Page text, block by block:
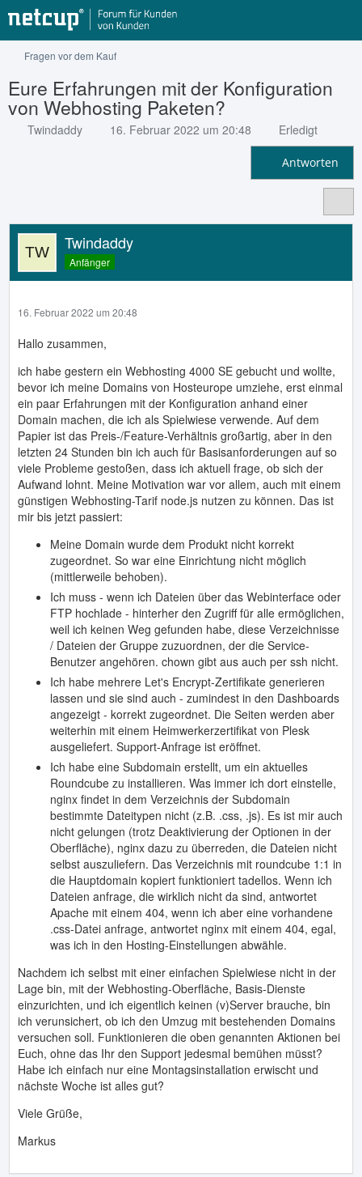
Fragen vor dem Kauf
Eure Erfahrungen mit der Konfiguration
von Webhosting Paketen?
Twindaddy 16. Februar 2022 um 20:48 Erledigt
Antworten
Twindaddy
Anfänger
16. Februar 2022 um 20:48
Hallo zusammen,
ich habe gestern ein Webhosting 4000 SE gebucht und wollte,
bevor ich meine Domains von Hosteurope umziehe, erst einmal
ein paar Erfahrungen mit der Konfiguration anhand einer
Domain machen, die ich als Spielwiese verwende. Auf dem
Papier ist das Preis-/Feature-Verhältnis großartig, aber in den
letzten 24 Stunden bin ich auch für Basisanforderungen auf so
viele Probleme gestoßen, dass ich aktuell frage, ob sich der
Aufwand lohnt. Meine Motivation war vor allem, auch mit einem
günstigen Webhosting-Tarif node.js nutzen zu können. Das ist
mir bis jetzt passiert:
Meine Domain wurde dem Produkt nicht korrekt
zugeordnet. So war eine Einrichtung nicht möglich
(mittlerweile behoben).
Ich muss - wenn ich Dateien über das Webinterface oder
FTP hochlade - hinterher den Zugriff für alle ermöglichen,
weil ich keinen Weg gefunden habe, diese Verzeichnisse
/ Dateien der Gruppe zuzuordnen, der die Service-
Benutzer angehören. chown gibt aus auch per ssh nicht.
Ich habe mehrere Let's Encrypt-Zertifikate generieren
lassen und sie sind auch - zumindest in den Dashboards
angezeigt - korrekt zugeordnet. Die Seiten werden aber
weiterhin mit einem Heimwerkerzertifikat von Plesk
ausgeliefert. Support-Anfrage ist eröffnet.
Ich habe eine Subdomain erstellt, um ein aktuelles
Roundcube zu installieren. Was immer ich dort einstelle,
nginx findet in dem Verzeichnis der Subdomain
bestimmte Dateitypen nicht (z.B. .css, .js). Es ist mir auch
nicht gelungen (trotz Deaktivierung der Optionen in der
Oberfläche), nginx dazu zu überreden, die Dateien nicht
selbst auszuliefern. Das Verzeichnis mit roundcube 1:1 in
die Hauptdomain kopiert funktioniert tadellos. Wenn ich
Dateien anfrage, die wirklich nicht da sind, antwortet
Apache mit einem 404, wenn ich aber eine vorhandene
.css-Datei anfrage, antwortet nginx mit einem 404, egal,
was ich in den Hosting-Einstellungen abwähle.
Nachdem ich selbst mit einer einfachen Spielwiese nicht in der
Lage bin, mit der Webhosting-Oberfläche, Basis-Dienste
einzurichten, und ich eigentlich keinen (v)Server brauche, bin
ich verunsichert, ob ich den Umzug mit bestehenden Domains
versuchen soll. Funktionieren die oben genannten Aktionen bei
Euch, ohne das Ihr den Support jedesmal bemühen müsst?
Habe ich einfach nur eine Montagsinstallation erwischt und
nächste Woche ist alles gut?
Viele Grüße,
Markus